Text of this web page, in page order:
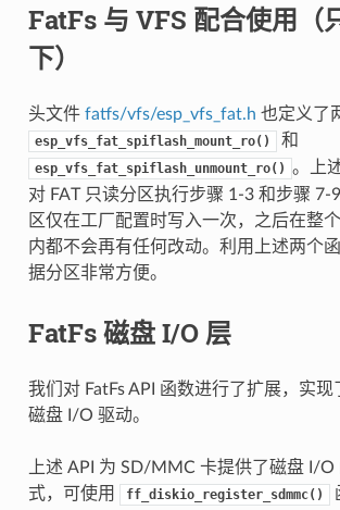
FatFs 与 VFS 配合使用（
下）
头文件 fatfs/vfs/esp_vfs_fat.h 也定义了
esp_vfs_fat_spiflash_mount_ro() 和
esp_vfs_fat_spiflash_unmount_ro() 。上
对 FAT 只读分区执行步骤 1-3 和步骤 7-
区仅在工厂配置时写入一次，之后在整
内都不会再有任何改动。利用上述两个
据分区非常方便。
FatFs 磁盘 I/O 层
我们对 FatFs API 函数进行了扩展，实
磁盘 I/O 驱动。
上述 API 为 SD/MMC 卡提供了磁盘 I/O
式，可使用
ff_diskio_register_sdmmc()